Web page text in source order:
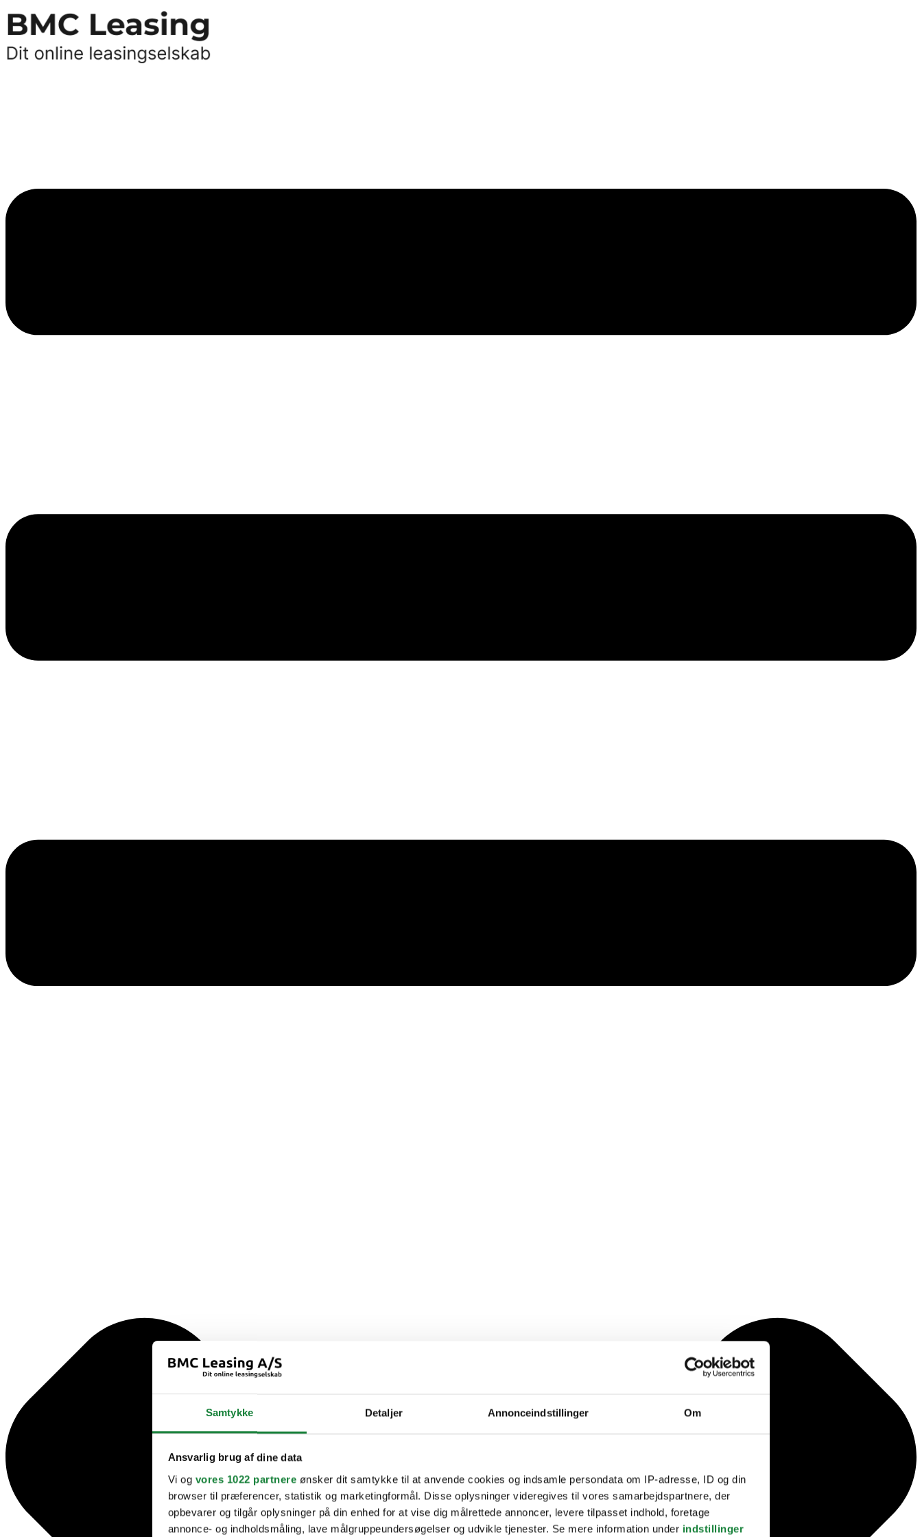
Samtykke Detaljer Annonceindstillinger Om
Ansvarlig brug af dine data
Vi og vores 1022 partnere ønsker dit samtykke til at anvende cookies og indsamle persondata om IP-adresse, ID og din
browser til præferencer, statistik og marketingformål. Disse oplysninger videregives til vores samarbejdspartnere, der
opbevarer og tilgår oplysninger på din enhed for at vise dig målrettede annoncer, levere tilpasset indhold, foretage
annonce- og indholdsmåling, lave målgruppeundersøgelser og udvikle tjenester. Se mere information under indstillinger
til
indhold